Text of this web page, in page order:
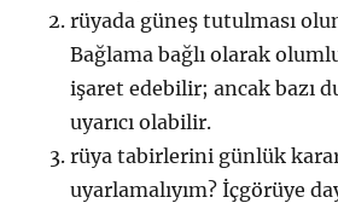
rüyada güneş tutulması
Bağlama bağlı olarak
işaret edebilir; ancak bazı
uyarıcı olabilir.
rüya tabirlerini günlük
uyarlamalıyım? İçgörüye